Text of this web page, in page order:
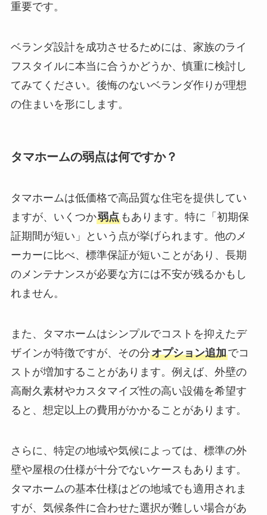
重要です。
ベランダ設計を成功させるためには、家族のライ
フスタイルに本当に合うかどうか、慎重に検討し
てみてください。後悔のないベランダ作りが理想
の住まいを形にします。
タマホームの弱点は何ですか？
タマホームは低価格で高品質な住宅を提供してい
ますが、いくつか弱点もあります。特に「初期保
証期間が短い」という点が挙げられます。他のメ
ーカーに比べ、標準保証が短いことがあり、長期
のメンテナンスが必要な方には不安が残るかもし
れません。
また、タマホームはシンプルでコストを抑えたデ
ザインが特徴ですが、その分オプション追加でコ
ストが増加することがあります。例えば、外壁の
高耐久素材やカスタマイズ性の高い設備を希望す
ると、想定以上の費用がかかることがあります。
さらに、特定の地域や気候によっては、標準の外
壁や屋根の仕様が十分でないケースもあります。
タマホームの基本仕様はどの地域でも適用されま
すが、気候条件に合わせた選択が難しい場合があ